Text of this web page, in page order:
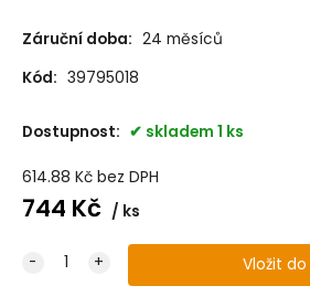
Záruční doba: 24 měsíců
Kód: 39795018
Dostupnost: skladem 1 ks
614.88 Kč bez DPH
744 Kč ks